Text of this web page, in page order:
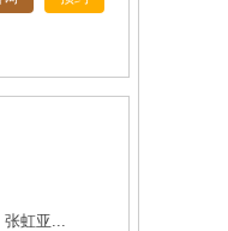
辉
张虹亚...